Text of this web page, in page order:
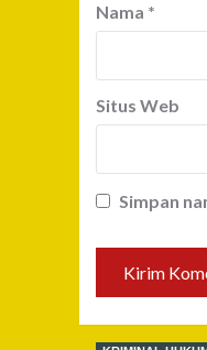
Nama *
Situs Web
Simpan